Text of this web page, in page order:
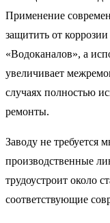
Применение
защитить от
«Водоканалов», а
увеличивает
случаях полностью
ремонты.
Заводу не требуется
производственные
трудоустроит около
соответствующие